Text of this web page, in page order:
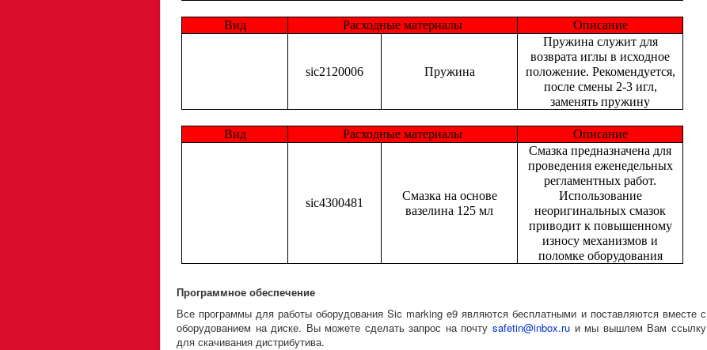
Вид Расходные материалы Описание
sic2120006 Пружина
Пружина служит для
возврата иглы в исходное
положение. Рекомендуется,
после смены 2-3 игл,
заменять пружину
Вид Расходные материалы Описание
sic4300481
Смазка на основе
вазелина 125 мл
Смазка предназначена для
проведения еженедельных
регламентных работ.
Использование
неоригинальных смазок
приводит к повышенному
износу механизмов и
поломке оборудования
Программное обеспечение
Все программы для работы оборудования Sic marking e9 являются бесплатными и поставляются вместе с
оборудованием на диске. Вы можете сделать запрос на почту safetin@inbox.ruи мы вышлем Вам ссылку
для скачивания дистрибутива.